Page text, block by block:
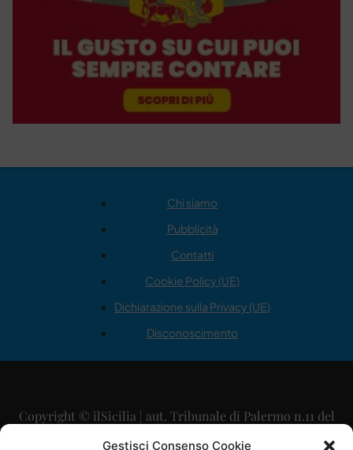
Gestisci Consenso Cookie
Chi siamo
Pubblicità
Contatti
Cookie Policy (UE)
Dichiarazione sulla Privacy (UE)
Disconoscimento
Copyright © ilSicilia | aut. Tribunale di Palermo n.11 del
29/09/2015